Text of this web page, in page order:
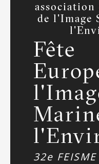
association
de l'Image
Fête
32e